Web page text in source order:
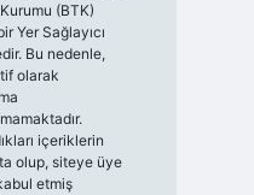
(BTK)
Yer Sağlayıcı
Bu nedenle,
olarak
içeriklerin
olup, siteye üye
etmiş